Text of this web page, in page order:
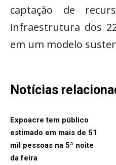
captação de
infraestrutura dos
em um modelo
Notícias
Expoacre tem público
estimado em mais de 51
mil pessoas na 5ª noite
da feira